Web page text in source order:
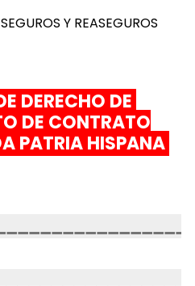
Y REASEGUROS
DERECHO DE
DE CONTRATO
PATRIA HISPANA